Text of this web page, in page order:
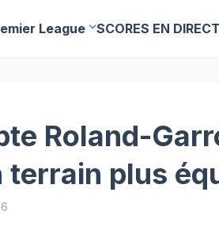
League SCORES EN DIRECT
Roland-
plus